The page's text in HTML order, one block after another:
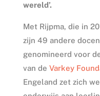
wereld’.
Met Rijpma, die in
zijn 49 andere
genomineerd voor
van de Varkey
Engeland zet zich